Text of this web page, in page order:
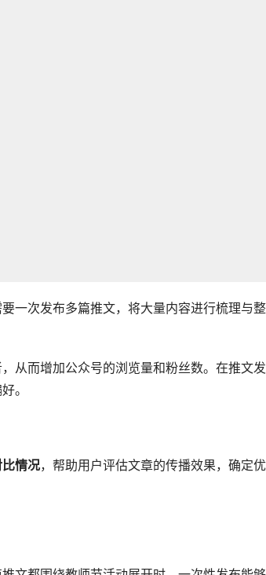
一次发布多篇推文，将大量内容进行梳理与整
从而增加公众号的浏览量和粉丝数。在推文
。
情况，帮助用户评估文章的传播效果，确定